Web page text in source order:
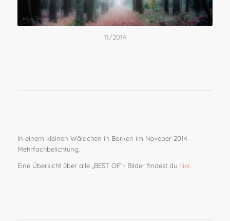
11/2014
In einem kleinen Wäldchen in Borken im Noveber 2014 –
Mehrfachbelichtung.
Eine Übersicht über alle „BEST OF“- Bilder findest du hier.